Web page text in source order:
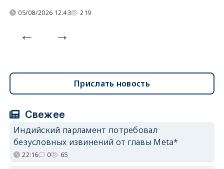
05/08/2026 12:43 219
Прислать новость
Свежее
Индийский парламент потребовал
безусловных извинений от главы Meta*
22:16 0 65